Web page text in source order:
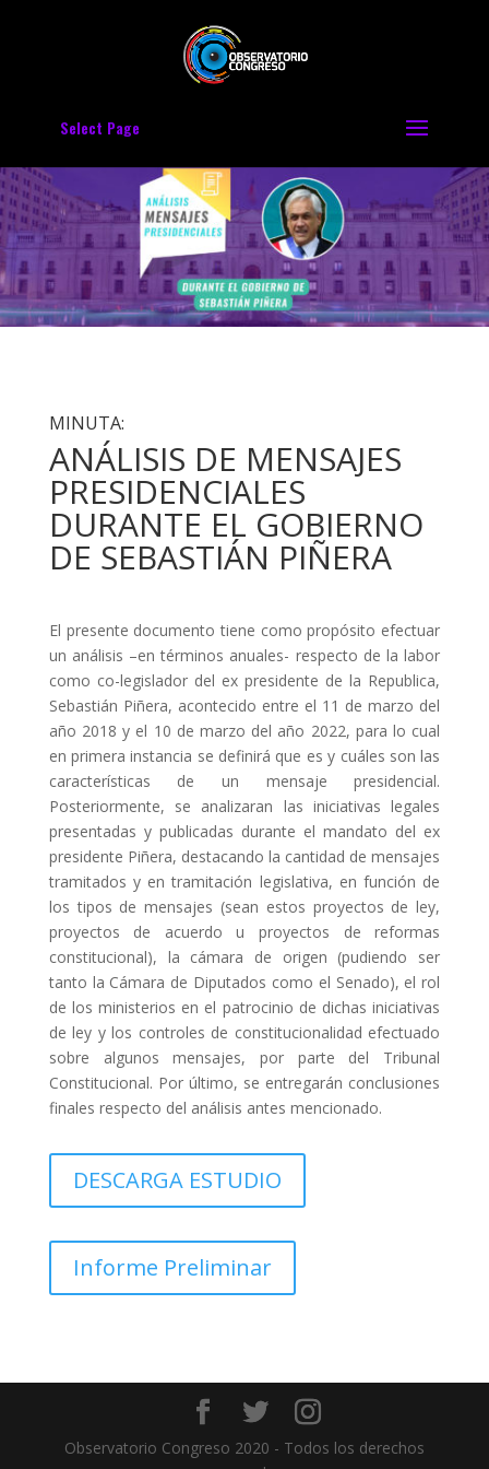
Select Page
MINUTA:
ANÁLISIS DE MENSAJES
PRESIDENCIALES
DURANTE EL GOBIERNO
DE SEBASTIÁN PIÑERA
El presente documento tiene como propósito efectuar
un análisis –en términos anuales- respecto de la labor
como co-legislador del ex presidente de la Republica,
Sebastián Piñera, acontecido entre el 11 de marzo del
año 2018 y el 10 de marzo del año 2022, para lo cual
en primera instancia se definirá que es y cuáles son las
características de un mensaje presidencial.
Posteriormente, se analizaran las iniciativas legales
presentadas y publicadas durante el mandato del ex
presidente Piñera, destacando la cantidad de mensajes
tramitados y en tramitación legislativa, en función de
los tipos de mensajes (sean estos proyectos de ley,
proyectos de acuerdo u proyectos de reformas
constitucional), la cámara de origen (pudiendo ser
tanto la Cámara de Diputados como el Senado), el rol
de los ministerios en el patrocinio de dichas iniciativas
de ley y los controles de constitucionalidad efectuado
sobre algunos mensajes, por parte del Tribunal
Constitucional. Por último, se entregarán conclusiones
finales respecto del análisis antes mencionado.
DESCARGA ESTUDIO
Informe Preliminar
Observatorio Congreso 2020 - Todos los derechos